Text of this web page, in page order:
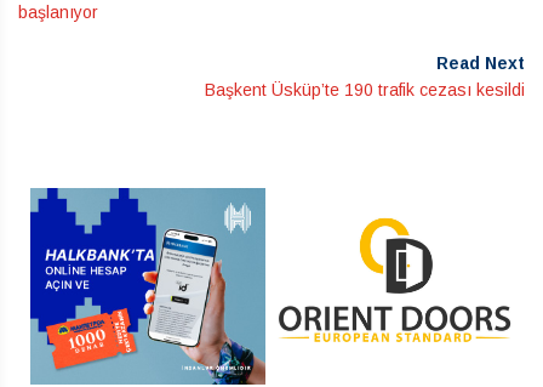
başlanıyor
Read Next
Başkent Üsküp’te 190 trafik cezası kesildi